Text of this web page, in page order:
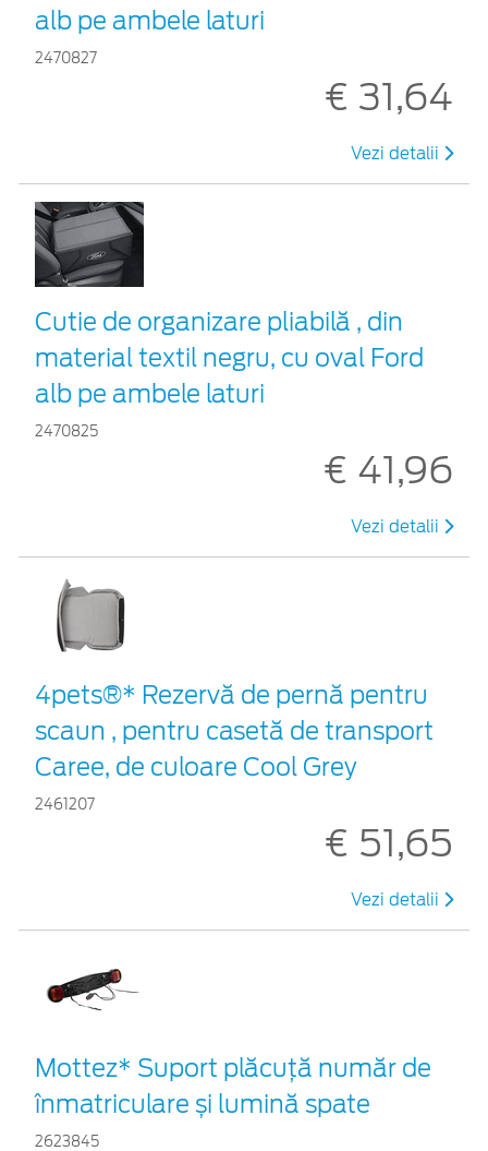
alb pe ambele laturi
2470827
€ 31,64
Vezi detalii
Cutie de organizare pliabilă , din
material textil negru, cu oval Ford
alb pe ambele laturi
2470825
€ 41,96
Vezi detalii
4pets®* Rezervă de pernă pentru
scaun , pentru casetă de transport
Caree, de culoare Cool Grey
2461207
€ 51,65
Vezi detalii
Mottez* Suport plăcuță număr de
înmatriculare și lumină spate
2623845